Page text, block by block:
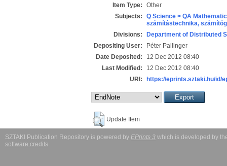
Item Type:
Other
Subjects:
Q Science > QA
számítástechnika,
Divisions:
Department of Distributed
Depositing User:
Péter Pallinger
Date Deposited:
12 Dec 2012 08:40
Last Modified:
12 Dec 2012 08:40
URI:
https://eprints.sztaki.hu/id/
Update Item
SZTAKI Publication Repository is powered by EPrints 3 which is developed by
software credits.